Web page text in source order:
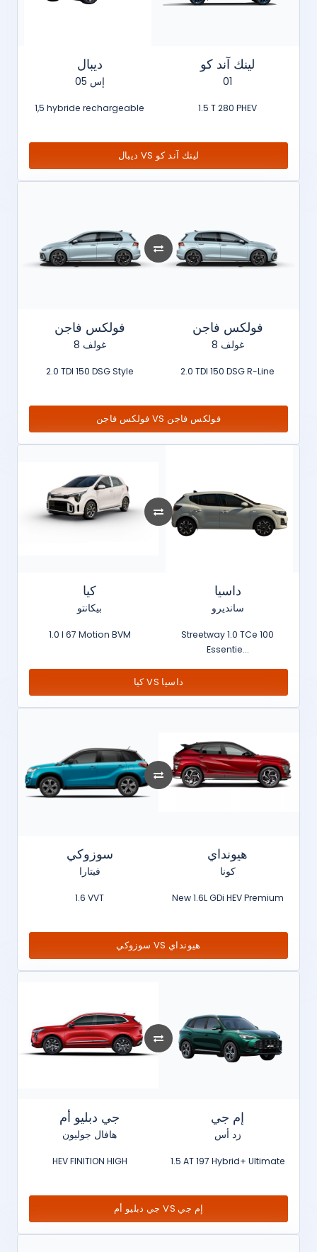
ديبال
إس 05
1,5 hybride rechargeable
لينك آند كو
01
1.5 T 280 PHEV
ديبال VS لينك آند كو
فولكس فاجن
غولف 8
2.0 TDI 150 DSG Style
فولكس فاجن
غولف 8
2.0 TDI 150 DSG R-Line
فولكس فاجن VS فولكس فاجن
كيا
بيكانتو
1.0 l 67 Motion BVM
داسيا
سانديرو
Streetway 1.0 TCe 100
Essentie...
كيا VS داسيا
سوزوكي
فيتارا
1.6 VVT
هيونداي
كونا
New 1.6L GDi HEV Premium
سوزوكي VS هيونداي
جي دبليو أم
هافال جوليون
HEV FINITION HIGH
إم جي
زد أس
1.5 AT 197 Hybrid+ Ultimate
جي دبليو أم VS إم جي